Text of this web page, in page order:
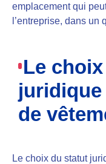
emplacement qui
l’entreprise, dans
Le
juridique
de
Le choix du statut